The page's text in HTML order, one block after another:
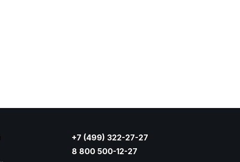
+7 (499) 322-27-27
8 800 500-12-27